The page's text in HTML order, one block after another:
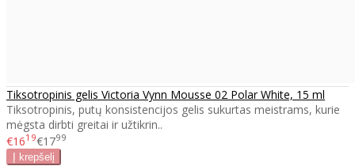
Tiksotropinis gelis Victoria Vynn Mousse 02 Polar White, 15 ml
Tiksotropinis, putų konsistencijos gelis sukurtas meistrams, kurie
mėgsta dirbti greitai ir užtikrin..
€1619€1799